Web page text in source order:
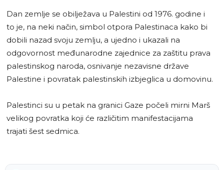
Dan zemlje se obilježava u Palestini od 1976. godine i
to je, na neki način, simbol otpora Palestinaca kako bi
dobili nazad svoju zemlju, a ujedno i ukazali na
odgovornost međunarodne zajednice za zaštitu prava
palestinskog naroda, osnivanje nezavisne države
Palestine i povratak palestinskih izbjeglica u domovinu.
Palestinci su u petak na granici Gaze počeli mirni Marš
velikog povratka koji će različitim manifestacijama
trajati šest sedmica.